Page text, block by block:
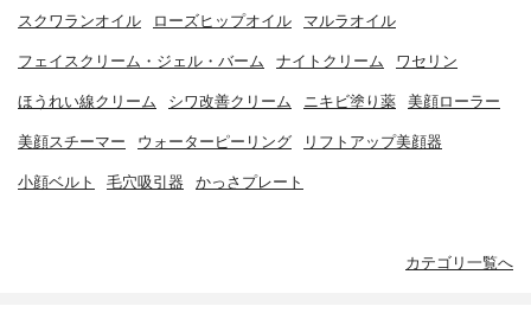
スクワランオイル ローズヒップオイル マルラオイル
フェイスクリーム・ジェル・バーム ナイトクリーム ワセリン
ほうれい線クリーム シワ改善クリーム ニキビ塗り薬 美顔ローラー
美顔スチーマー ウォーターピーリング リフトアップ美顔器
小顔ベルト 毛穴吸引器 かっさプレート
カテゴリ一覧へ